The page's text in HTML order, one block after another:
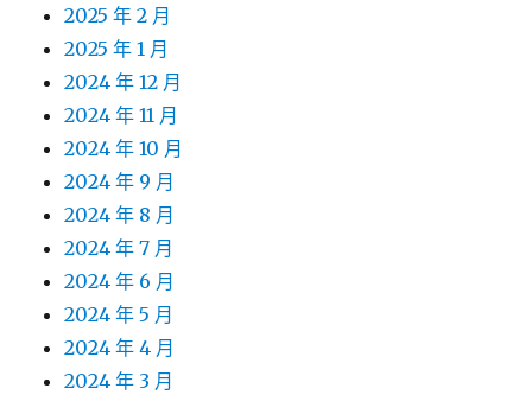
2025 年 2 月
2025 年 1 月
2024 年 12 月
2024 年 11 月
2024 年 10 月
2024 年 9 月
2024 年 8 月
2024 年 7 月
2024 年 6 月
2024 年 5 月
2024 年 4 月
2024 年 3 月